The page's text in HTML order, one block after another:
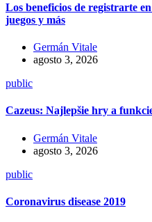
Los beneficios de registrarte
juegos y más
Germán Vitale
agosto 3, 2026
public
Cazeus: Najlepšie hry a
Germán Vitale
agosto 3, 2026
public
Coronavirus disease 2019